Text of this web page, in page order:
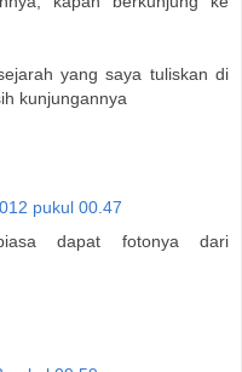
yang saya tuliskan di
kunjungannya
pukul 00.47
dapat fotonya dari